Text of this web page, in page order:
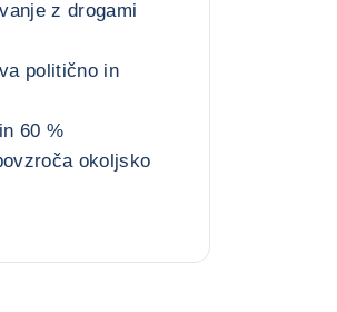
z drogami
politično in
60 %
okoljsko